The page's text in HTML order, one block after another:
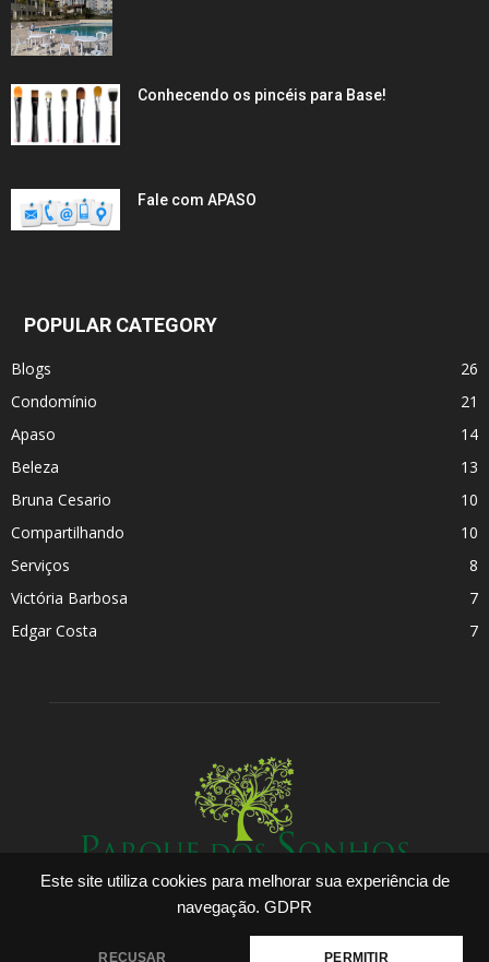
Este site utiliza cookies para melhorar sua experiência de
navegação. GDPR
RECUSAR PERMITIR
Conhecendo os pincéis para Base!
Fale com APASO
POPULAR CATEGORY
Blogs
26
Condomínio
21
Apaso
14
Beleza
13
Bruna Cesario
10
Compartilhando
10
Serviços
8
Victória Barbosa
7
Edgar Costa
7